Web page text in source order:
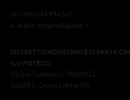
tel +390444 994267
e-mail m.nogarole@ssip.it
DISTRETTO INDUSTRIALE DI SANTA
c/o POTECO
Via San Tommaso, 119/121/123
56029 S. Croce s/Arno (PI)